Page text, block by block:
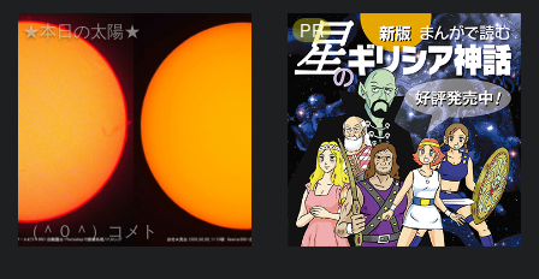
★本日の太陽★
（＾０＾）コメト
PR